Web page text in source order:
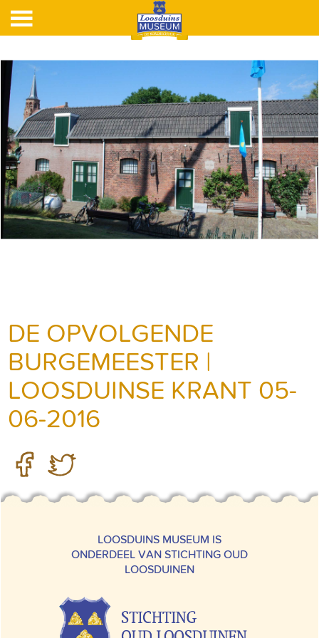
DE OPVOLGENDE
BURGEMEESTER |
LOOSDUINSE KRANT 05-
06-2016
LOOSDUINS MUSEUM IS
ONDERDEEL VAN STICHTING OUD
LOOSDUINEN